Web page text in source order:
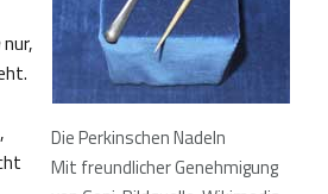
Die Perkinschen Nadeln
Mit freundlicher Genehmigung
nur,